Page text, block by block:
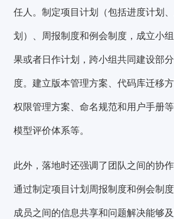
任人。制定项目计划 （包括进度计划
划）、周报制度和例会制度，成立小
果或者日作计划，跨小组共同建设部
度。建立版本管理方案、代码库迁移
权限管理方案、命名规范和用户手册
模型评价体系等。
此外，落地时还强调了团队之间的协
通过制定项目计划周报制度和例会制
成员之间的信息共享和问题解决能够